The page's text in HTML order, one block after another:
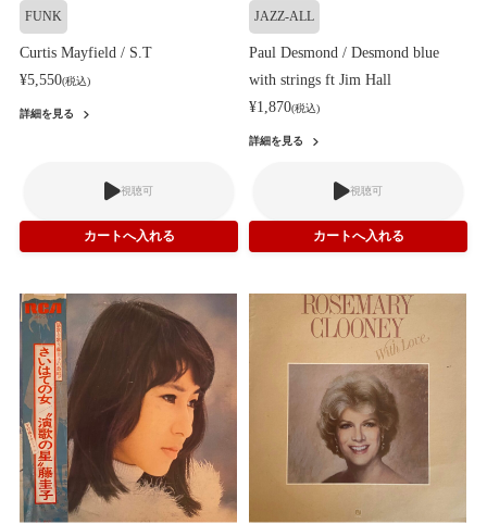
FUNK
Curtis Mayfield / S.T
¥5,550(税込)
詳細を見る
視聴可
JAZZ-ALL
Paul Desmond / Desmond blue
with strings ft Jim Hall
¥1,870(税込)
詳細を見る
視聴可